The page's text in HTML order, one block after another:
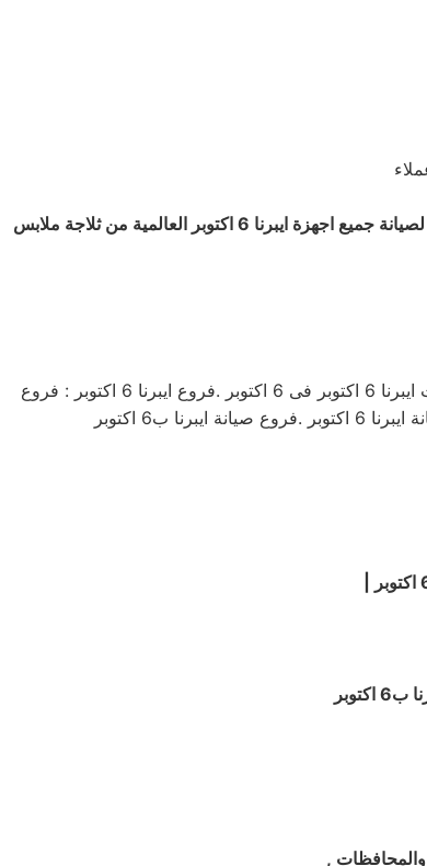
6 اكتوبر | صيانة ايبرنا 6 اكتوبر | توكيل ايبرنا 6 اكتوبر | فروع صيانة ايبرنا 6 اكتوبر الطريقة الاضمن لصيانة جميع اجهزة ايبرنا 6 اكتوبر العالمية من ثلاجة ملابس
بلاغات فروع ايبرنا 6 اكتوبر | افضل فروع اصلاح ثلاجة | خدمة متميزة | توكيل صيانه ثلاجة ايبرنا ب6 اكتوبر | فروع فروع فروع صيانه سخانات ايبرنا 6 اكتوبر فى 6 اكتوبر .فروع ايبرنا 6 اكتوبر : فروع